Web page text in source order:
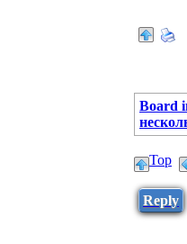
Board
Top
Reply